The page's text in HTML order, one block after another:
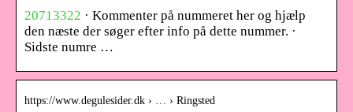
20713322 · Kommenter på nummeret her og hjælp
den næste der søger efter info på dette nummer. ·
Sidste numre …
https://www.degulesider.dk › … › Ringsted